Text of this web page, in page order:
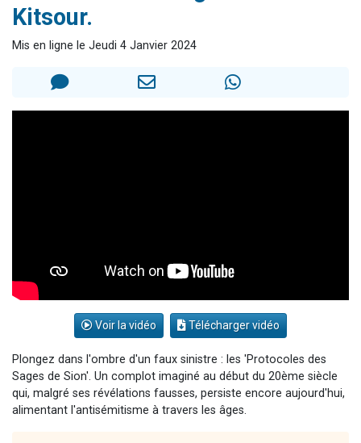
Eva vient de donner son Maasser
3 personnes viennent de faire un don pour Événements Torah-Box
Kitsour.
Mis en ligne le Jeudi 4 Janvier 2024
Voir la vidéo Télécharger vidéo
Plongez dans l'ombre d'un faux sinistre : les 'Protocoles des
Sages de Sion'. Un complot imaginé au début du 20ème siècle
qui, malgré ses révélations fausses, persiste encore aujourd'hui,
alimentant l'antisémitisme à travers les âges.